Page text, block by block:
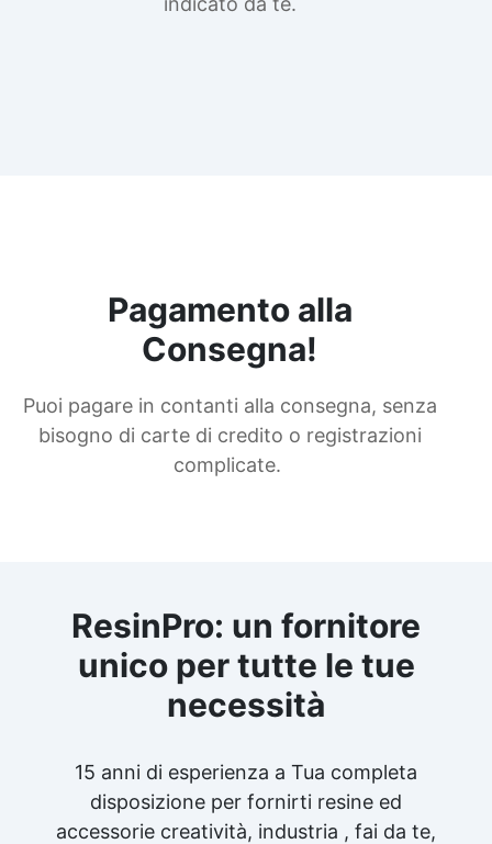
Pagamento alla
Consegna!
Puoi pagare in contanti alla consegna, senza
bisogno di carte di credito o registrazioni
complicate.
ResinPro: un fornitore
unico per tutte le tue
necessità
15 anni di esperienza a Tua completa
disposizione per fornirti resine ed
accessorie creatività, industria , fai da te,